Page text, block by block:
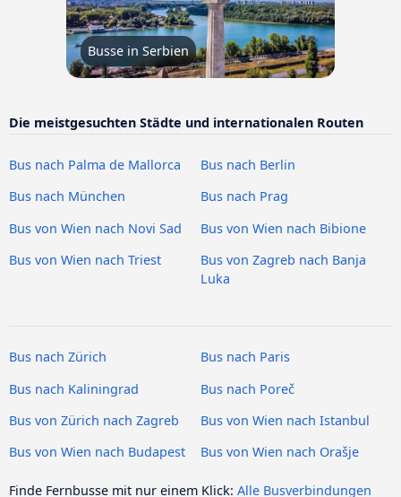
Busse in Serbien
Die meistgesuchten Städte und internationalen Routen
Bus nach Palma de Mallorca
Bus nach Berlin
Bus nach München
Bus nach Prag
Bus von Wien nach Novi Sad
Bus von Wien nach Bibione
Bus von Wien nach Triest
Bus von Zagreb nach Banja
Luka
Bus nach Zürich
Bus nach Paris
Bus nach Kaliningrad
Bus nach Poreč
Bus von Zürich nach Zagreb
Bus von Wien nach Istanbul
Bus von Wien nach Budapest
Bus von Wien nach Orašje
Finde Fernbusse mit nur einem Klick: Alle Busverbindungen